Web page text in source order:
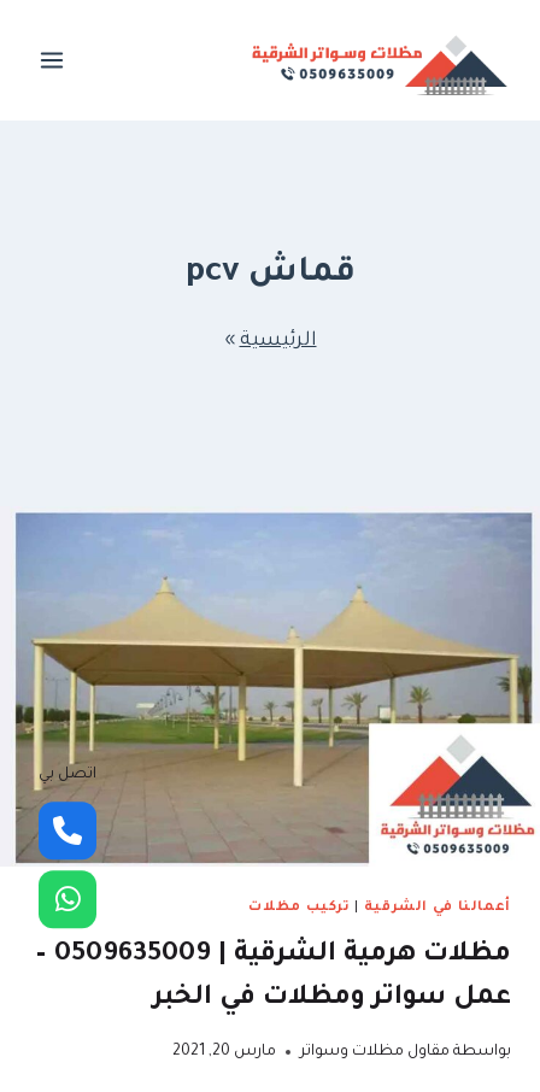
المحتوى
قماش pcv
الرئيسية »
أعمالنا في الشرقية تركيب مظلات
مظلات هرمية الشرقية | 0509635009 –
عمل سواتر ومظلات في الخبر
بواسطة مقاول مظلات وسواتر مارس 20, 2021
اتصل بي